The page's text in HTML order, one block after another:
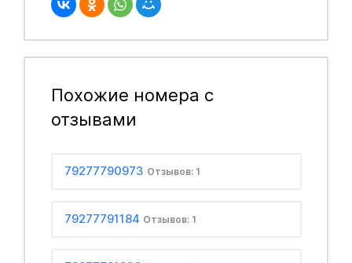
Похожие номера с
отзывами
79277790973 Отзывов: 1
79277791184 Отзывов: 1